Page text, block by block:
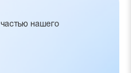
частью нашего